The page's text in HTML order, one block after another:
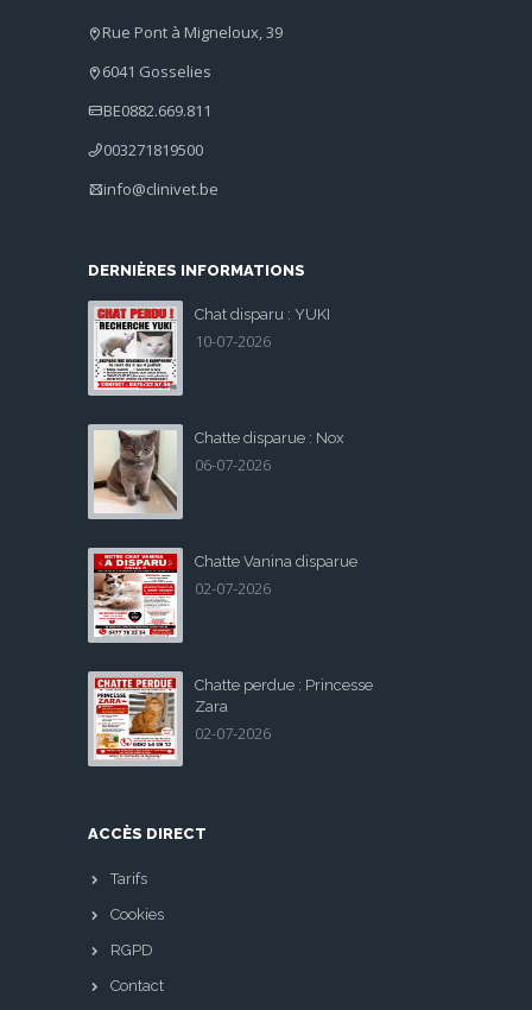
Rue Pont à Migneloux, 39
6041 Gosselies
BE0882.669.811
003271819500
info@clinivet.be
DERNIÈRES INFORMATIONS
Chat disparu : YUKI
10-07-2026
Chatte disparue : Nox
06-07-2026
Chatte Vanina disparue
02-07-2026
Chatte perdue : Princesse
Zara
02-07-2026
ACCÈS DIRECT
Tarifs
Cookies
RGPD
Contact